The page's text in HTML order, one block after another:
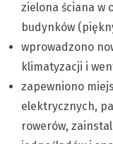
zielona ściana w
budynków
wprowadzono
klimatyzacji i
zapewniono
elektrycznych,
rowerów,